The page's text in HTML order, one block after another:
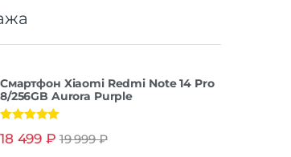
Смартфон Xiaomi Redmi Note 14 Pro
8/256GB Aurora Purple
из 5
18 499 ₽ 19 999₽